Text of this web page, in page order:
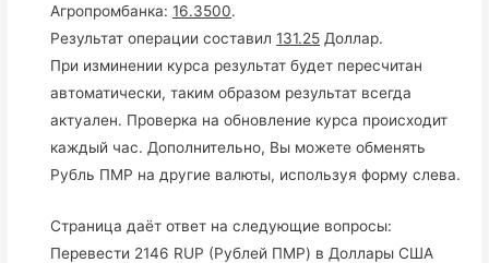
Агропромбанка:16.3500.
Результат операции составил131.25 Доллар.
При изминении курса результат будет пересчитан
автоматически, таким образом результат всегда
актуален. Проверка на обновление курса происходит
каждый час. Дополнительно, Вы можете обменять
Рубль ПМР на другие валюты, используя форму слева.
Страница даёт ответ на следующие вопросы:
Перевести 2146 RUP (Рублей ПМР) в Доллары США